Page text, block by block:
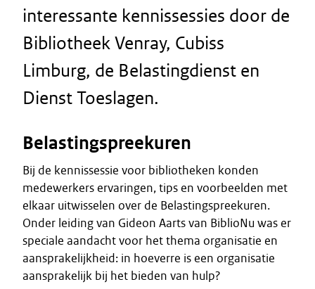
interessante kennissessies door de
Bibliotheek Venray, Cubiss
Limburg, de Belastingdienst en
Dienst Toeslagen.
Belastingspreekuren
Bij de kennissessie voor bibliotheken konden
medewerkers ervaringen, tips en voorbeelden met
elkaar uitwisselen over de Belastingspreekuren.
Onder leiding van Gideon Aarts van BiblioNu was er
speciale aandacht voor het thema organisatie en
aansprakelijkheid: in hoeverre is een organisatie
aansprakelijk bij het bieden van hulp?